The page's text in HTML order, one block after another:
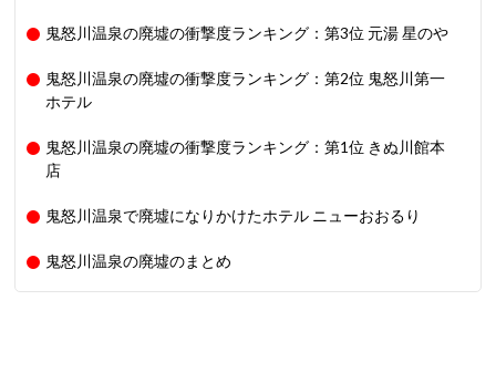
鬼怒川温泉の廃墟の衝撃度ランキング：第3位 元湯 星のや
鬼怒川温泉の廃墟の衝撃度ランキング：第2位 鬼怒川第一
ホテル
鬼怒川温泉の廃墟の衝撃度ランキング：第1位 きぬ川館本
店
鬼怒川温泉で廃墟になりかけたホテル ニューおおるり
鬼怒川温泉の廃墟のまとめ